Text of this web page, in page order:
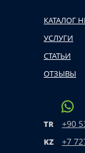
КАТАЛОГ
УСЛУГИ
СТАТЬИ
ОТЗЫВЫ
TR +90
KZ +7